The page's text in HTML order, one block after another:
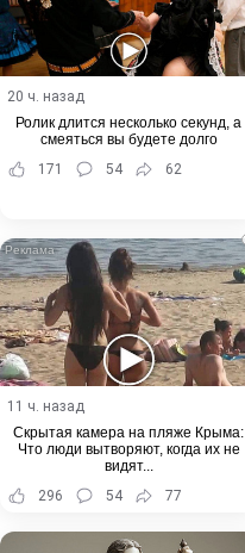
20 ч. назад
Ролик длится несколько секунд, а
смеяться вы будете долго
171
54 62
11 ч. назад
Скрытая камера на пляже Крыма:
Что люди вытворяют, когда их не
видят...
296
54 77